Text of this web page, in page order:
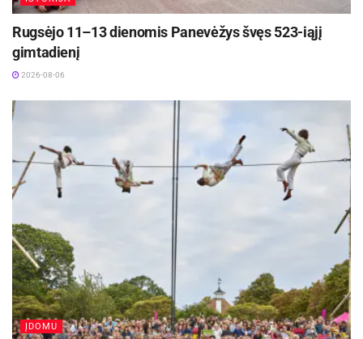
Rugsėjo 11–13 dienomis Panevėžys švęs 523-iąjį
gimtadienį
2026-08-06
ĮDOMU